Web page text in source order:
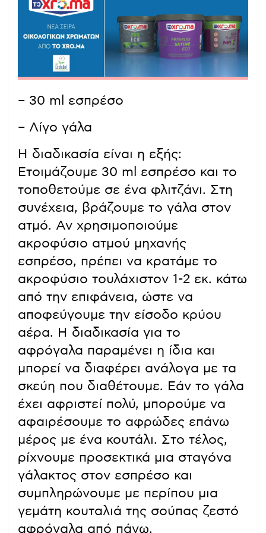
– 30 ml εσπρέσο
– Λίγο γάλα
Η διαδικασία είναι η εξής:
Ετοιμάζουμε 30 ml εσπρέσο και το
τοποθετούμε σε ένα φλιτζάνι. Στη
συνέχεια, βράζουμε το γάλα στον
ατμό. Αν χρησιμοποιούμε
ακροφύσιο ατμού μηχανής
εσπρέσο, πρέπει να κρατάμε το
ακροφύσιο τουλάχιστον 1-2 εκ. κάτω
από την επιφάνεια, ώστε να
αποφεύγουμε την είσοδο κρύου
αέρα. Η διαδικασία για το
αφρόγαλα παραμένει η ίδια και
μπορεί να διαφέρει ανάλογα με τα
σκεύη που διαθέτουμε. Εάν το γάλα
έχει αφριστεί πολύ, μπορούμε να
αφαιρέσουμε το αφρώδες επάνω
μέρος με ένα κουτάλι. Στο τέλος,
ρίχνουμε προσεκτικά μια σταγόνα
γάλακτος στον εσπρέσο και
συμπληρώνουμε με περίπου μια
γεμάτη κουταλιά της σούπας ζεστό
αφρόγαλα από πάνω.